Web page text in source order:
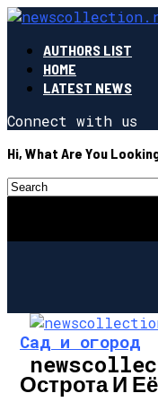
AUTHORS LIST
HOME
LATEST NEWS
Connect with us
Hi, What Are You
Сад и огород
Острота И